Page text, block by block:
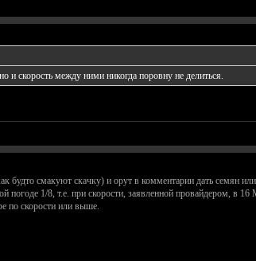
и скорость между ними никогда поровну не делиться.
будто смакуют скачку) и орут в комментарии дать семян или
погоде 1/8, т.е. при скорости, заявленной провайдером, в
по скорости или выше.